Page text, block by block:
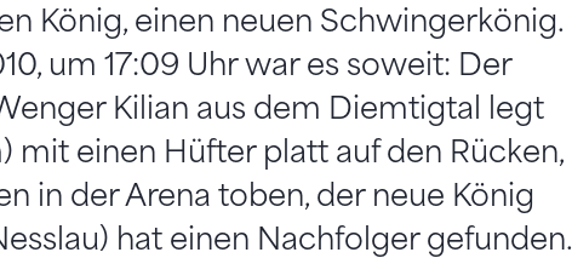
König, einen neuen Schwingerkönig.
um 17:09 Uhr war es soweit: Der
Kilian aus dem Diemtigtal legt
mit einen Hüfter platt auf den Rücken,
in der Arena toben, der neue König
hat einen Nachfolger gefunden.